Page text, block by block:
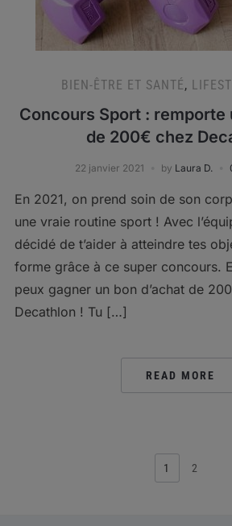
BIEN-ÊTRE ET SANTÉ,
Concours Sport : remporte
de 200€ chez
22 janvier 2021 by Laura D.
En 2021, on prend soin de son
une vraie routine sport ! Avec
décidé de t’aider à atteindre tes
forme grâce à ce super concours.
peux gagner un bon d’achat de
Decathlon ! Tu […]
READ MORE
1 2